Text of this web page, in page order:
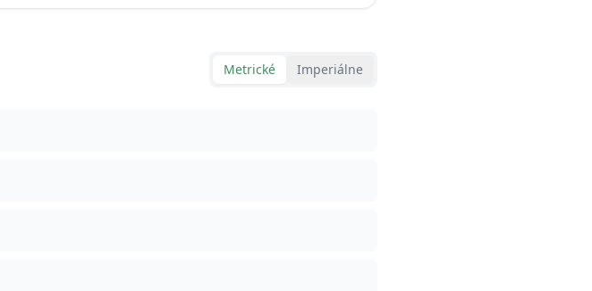
Metrické Imperiálne